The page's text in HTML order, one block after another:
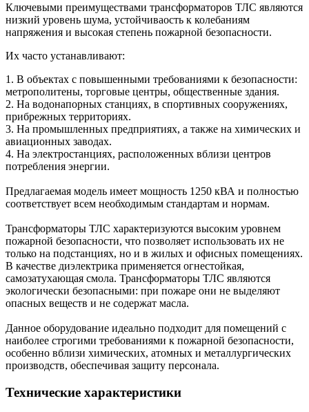
Ключевыми преимуществами трансформаторов ТЛС являются
низкий уровень шума, устойчиваость к колебаниям
напряжения и высокая степень пожарной безопасности.
Их часто устанавливают:
1. В объектах с повышенными требованиями к безопасности:
метрополитены, торговые центры, общественные здания.
2. На водонапорных станциях, в спортивных сооружениях,
прибрежных территориях.
3. На промышленных предприятиях, а также на химических и
авиационных заводах.
4. На электростанциях, расположенных вблизи центров
потребления энергии.
Предлагаемая модель имеет мощность 1250 кВА и полностью
соответствует всем необходимым стандартам и нормам.
Трансформаторы ТЛС характеризуются высоким уровнем
пожарной безопасности, что позволяет использовать их не
только на подстанциях, но и в жилых и офисных помещениях.
В качестве диэлектрика применяется огнестойкая,
самозатухающая смола. Трансформаторы ТЛС являются
экологически безопасными: при пожаре они не выделяют
опасных веществ и не содержат масла.
Данное оборудование идеально подходит для помещений с
наиболее строгими требованиями к пожарной безопасности,
особенно вблизи химических, атомных и металлургических
производств, обеспечивая защиту персонала.
Технические характеристики